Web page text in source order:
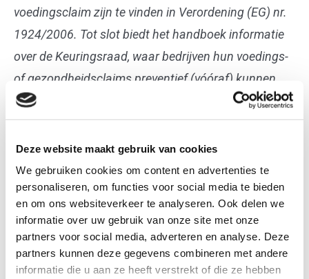
Deze website maakt gebruik van cookies
We gebruiken cookies om content en advertenties te
personaliseren, om functies voor social media te bieden
en om ons websiteverkeer te analyseren. Ook delen we
informatie over uw gebruik van onze site met onze
partners voor social media, adverteren en analyse. Deze
partners kunnen deze gegevens combineren met andere
informatie die u aan ze heeft verstrekt of die ze hebben
voedingsclaim zijn te vinden in Verordening (EG) nr.
1924/2006. Tot slot biedt het handboek informatie
over de Keuringsraad, waar bedrijven hun voedings-
of gezondheidsclaims preventief (vóóraf) kunnen
laten toetsen en advies kunnen krijgen over claims
(p. 53-57).
Dit handboek geeft een stappenplanen een
overzicht van toegestane voedingsclaims.